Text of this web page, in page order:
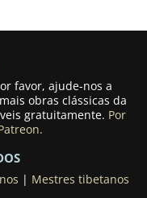
favor, ajude-nos a
obras clássicas da
gratuitamente. Por
| Mestres tibetanos